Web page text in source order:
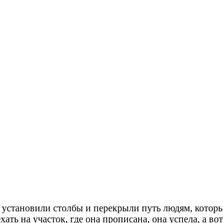
столбы и перекрыли путь людям,
на участок, где она прописана, она успела, а